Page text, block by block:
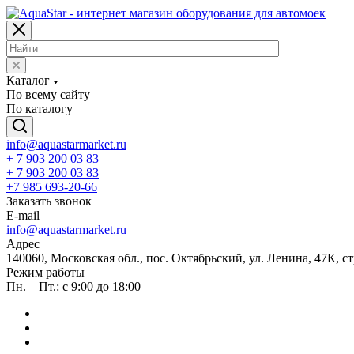
Каталог
По всему сайту
По каталогу
info@aquastarmarket.ru
+ 7 903 200 03 83
+ 7 903 200 03 83
+7 985 693-20-66
Заказать звонок
E-mail
info@aquastarmarket.ru
Адрес
140060, Московская обл., пос. Октябрьский, ул. Ленина, 47К,
Режим работы
Пн. – Пт.: с 9:00 до 18:00